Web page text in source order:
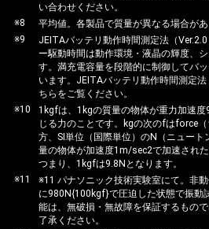
い合わせください。
※8
平均値。各製品で質量が異なる場合があ
※9
JEITAバッテリ動作時間測定法（
ー駆動時間は動作環境・液晶の輝度、
す。満充電容量を段階的に制御してバ
います。JEITAバッテリ動作時間測定
ちらをご覧ください。
※10
1kgfは、1kgの質量の物体が重力加速
じる力のことです。kgの次のfはforce
方、SI単位（国際単位）のN（ニュー
量の物体が加速度1m/sec2で加速された
つまり、1kgfは9.8Nとなります。
※11
※11 パナソニック技術実験室にて。非
に980N{100kgf}で圧迫した状態で振動
能は、無破損・無故障を保証するもの
了承ください。